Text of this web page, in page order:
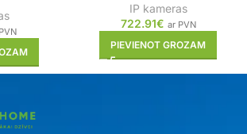
IP kameras
722.91€ ar PVN
PIEVIENOT GROZAM